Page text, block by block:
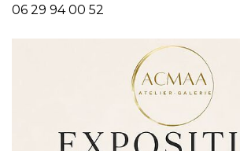
06 29 94 00 52